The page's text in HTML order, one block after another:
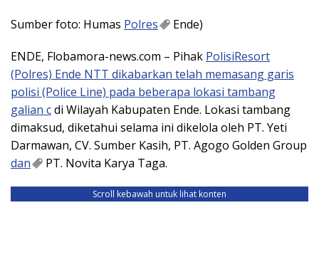
Sumber foto: Humas Polres Ende)
ENDE, Flobamora-news.com – Pihak PolisiResort
(Polres) Ende NTT dikabarkan telah memasang garis
polisi (Police Line) pada beberapa lokasi tambang
galian cdi Wilayah Kabupaten Ende. Lokasi tambang
dimaksud, diketahui selama ini dikelola oleh PT. Yeti
Darmawan, CV. Sumber Kasih, PT. Agogo Golden Group
dan
PT. Novita Karya Taga.
Scroll kebawah untuk lihat konten